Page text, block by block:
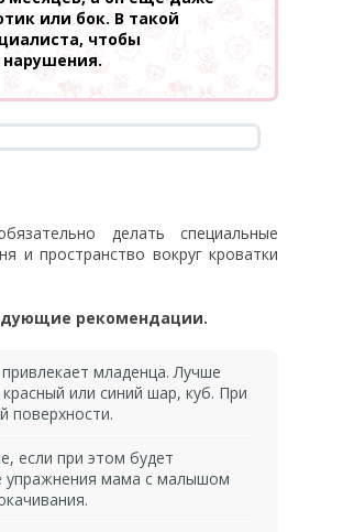
или бок. В такой
чтобы
делать специальные
и пространство вокруг кроватки
рекомендации.
младенца. Лучше
или синий шар, куб. При
поверхности.
если при этом будет
упражнения мама с малышом